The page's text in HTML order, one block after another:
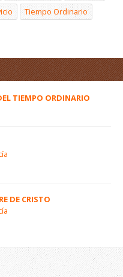
Tiempo Ordinario
TIEMPO ORDINARIO
DE CRISTO